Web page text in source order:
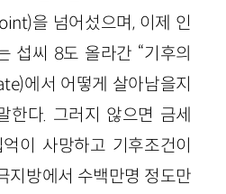
을 넘어섰으며, 이제 인
섭씨 8도 올라간 “기후의
에서 어떻게 살아남을지
한다. 그러지 않으면 금세
이 사망하고 기후조건이
지방에서 수백만명 정도만